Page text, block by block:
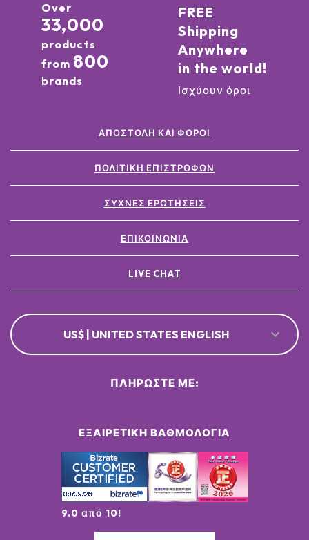
Over
33,000
products
from 800
brands
FREE
Shipping
Anywhere
in the world!
Ισχύουν όροι
ΑΠΟΣΤΟΛΉ ΚΑΙ ΦΌΡΟΙ
ΠΟΛΙΤΙΚΉ ΕΠΙΣΤΡΟΦΏΝ
ΣΥΧΝΈΣ ΕΡΩΤΉΣΕΙΣ
ΕΠΙΚΟΙΝΩΝΊΑ
LIVE CHAT
US$ | UNITED STATES ENGLISH
ΕΞΑΙΡΕΤΙΚΉ ΒΑΘΜΟΛΟΓΊΑ
9.0 από 10!
ΠΛΗΡΏΣΤΕ ΜΕ: